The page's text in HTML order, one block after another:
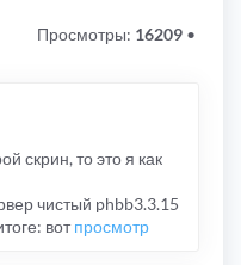
Просмотры: 16209 •
скрин, то это я как
чистый phbb3.3.15
вотпросмотр